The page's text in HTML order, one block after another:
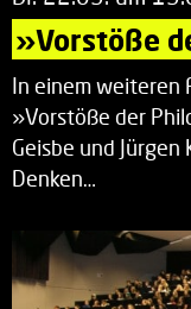
»Vorstöße
In einem
»Vorstöße der
Geisbe und
Denken…